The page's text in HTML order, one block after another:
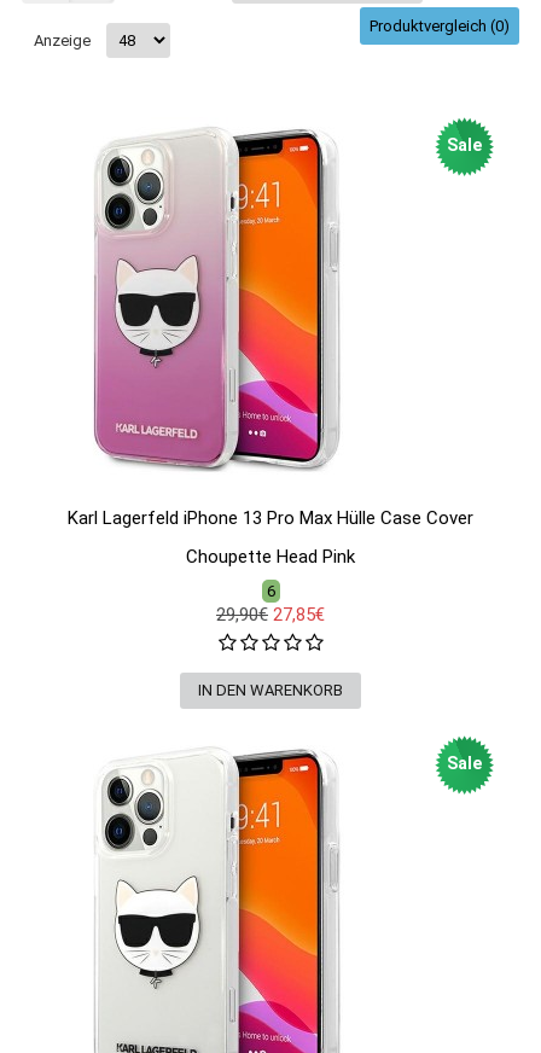
Anzeige
Produktvergleich (0)
Sale
Karl Lagerfeld iPhone 13 Pro Max Hülle Case Cover
Choupette Head Pink
6
29,90€ 27,85€
Sale